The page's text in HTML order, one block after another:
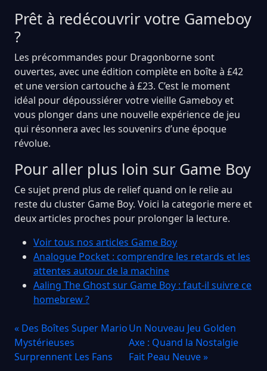
Prêt à redécouvrir votre Gameboy
?
Les précommandes pour Dragonborne sont
ouvertes, avec une édition complète en boîte à £42
et une version cartouche à £23. C’est le moment
idéal pour dépoussiérer votre vieille Gameboy et
vous plonger dans une nouvelle expérience de jeu
qui résonnera avec les souvenirs d’une époque
révolue.
Pour aller plus loin sur Game Boy
Ce sujet prend plus de relief quand on le relie au
reste du cluster Game Boy. Voici la categorie mere et
deux articles proches pour prolonger la lecture.
Voir tous nos articles Game Boy
Analogue Pocket : comprendre les retards et les
attentes autour de la machine
Aaling The Ghost sur Game Boy : faut-il suivre ce
homebrew ?
« Des Boîtes Super Mario
Mystérieuses
Surprennent Les Fans
Un Nouveau Jeu Golden
Axe : Quand la Nostalgie
Fait Peau Neuve »